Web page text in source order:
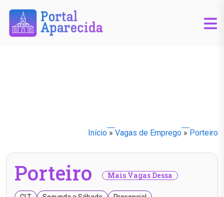
Início » Vagas de Emprego » Porteiro
Porteiro Mais Vagas Dessa